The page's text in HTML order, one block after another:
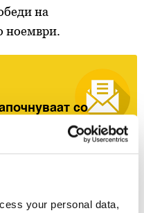
your personal data,
на
ноември.
со